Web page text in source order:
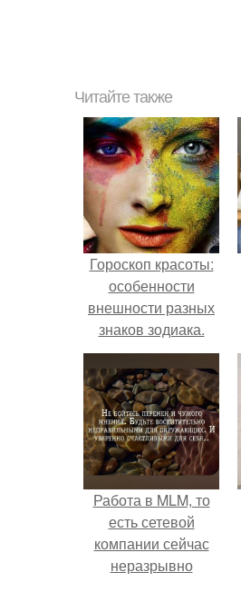
Читайте также
Гороскоп красоты:
особенности
внешности разных
знаков зодиака.
Работа в MLM, то
есть сетевой
компании сейчас
неразрывно